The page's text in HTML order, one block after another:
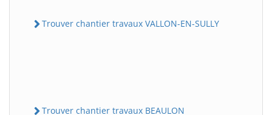
Trouver chantier travaux VALLON-EN-SULLY
Trouver chantier travaux BEAULON